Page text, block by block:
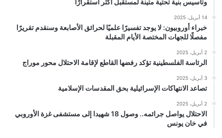
14 أبريل، 2025
خبراء أوروبيون: لا يوجد تفسيرًا علميًا لحرائق الأصابعة وسنقدم تقريرًا
مفصلًا للجهات المختصة الأيام المقبلة
2 أبريل، 2025
الرئاسة الفلسطينية تؤكد رفضها القاطع لإقامة الاحتلال محور موراج
3 أبريل، 2025
تصاعد الانتهاكات الإسرائيلية بحق المقدسات الإسلامية
2 أبريل، 2025
الاحتلال يواصل جرائمه.. وصول 18 شهيدا إلى مستشفى غزة الأوروبي
في خان يونس